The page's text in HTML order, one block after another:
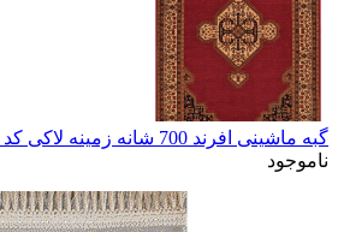
گبه ماشینی افرند 700 شانه زمینه لاکی کد R/806
ناموجود